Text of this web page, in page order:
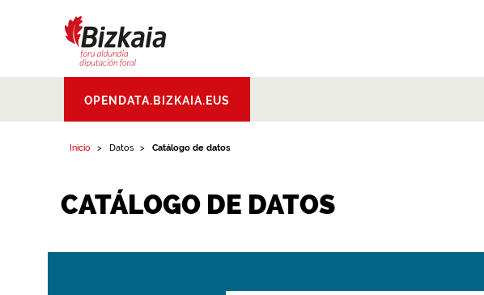
Aldundia.Diputacion
Foral de Bizkaia
OPENDATA.BIZKAIA.EUS
Inicio Datos Catálogo de datos
CATÁLOGO DE DATOS